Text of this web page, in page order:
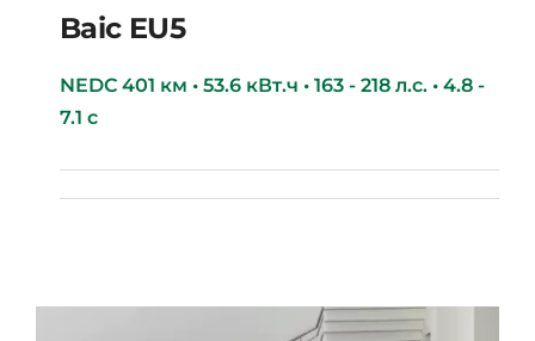
Baic EU5
NEDC 401 км • 53.6 кВт.ч • 163 - 218 л.с. • 4.8 -
7.1 с